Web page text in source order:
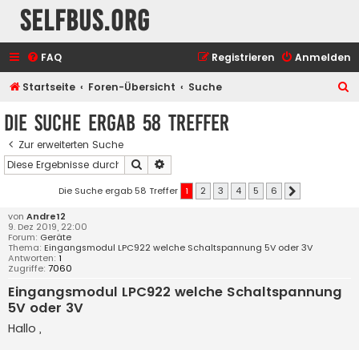
selfbus.org
FAQ Anmelden
Registrieren
Startseite Foren-Übersicht Suche
Die Suche ergab 58 Treffer
Zur erweiterten Suche
Suche
Die Suche ergab 58 Treffer 1 2 3 4 5 6
von Andre12
9. Dez 2019, 22:00
Forum: Geräte
Thema: Eingangsmodul LPC922 welche Schaltspannung 5V oder 3V
Antworten: 1
Zugriffe: 7060
Eingangsmodul LPC922 welche Schaltspannung
5V oder 3V
Hallo ,